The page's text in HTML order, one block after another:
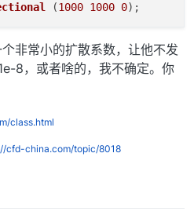
(1000 1000 0) ;
非常小的扩散系数，让他不发
8，或者啥的，我不确定。你
class.html
cfd-china.com/topic/8018